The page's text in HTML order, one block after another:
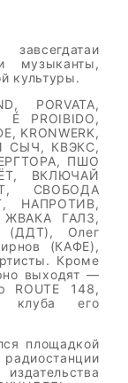
музыканты,
культуры.
PORVATA,
É PROIBIDO,
KRONWERK,
СЫЧ, КВЭКС,
ПШО
ВКЛЮЧАЙ
СВОБОДА
НАПРОТИВ,
ГАЛЗ,
(ДДТ), Олег
(КАФЕ),
Кроме
выходят —
ROUTE 148,
клуба его
площадкой